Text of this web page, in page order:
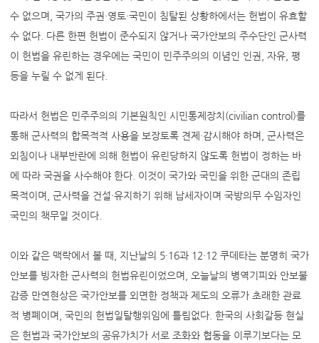
수 없으며, 국가의 주권·영토·국민이 침탈된 상황하에서는 헌법이 유효할
수 없다. 다른 한편 헌법이 준수되지 않거나 국가안보의 주수단인 군사력
이 헌법을 유린하는 경우에는 국민이 민주주의의 이념인 인권, 자유, 평
등을 누릴 수 없게 된다.
따라서 헌법은 민주주의의 기본원칙인 시민통제장치(civilian control)를
통해 군사력의 합목적적 사용을 보장토록 견제·감시해야 하며, 군사력은
외침이나 내부반란에 의해 헌법이 유린당하지 않도록 헌법이 정하는 바
에 따라 국권을 사수해야 한다. 이것이 국가와 국민을 위한 군대의 존립
목적이며, 군사력을 건설·유지하기 위해 납세자이며 국방의무 수임자인
국민의 책무일 것이다.
이와 같은 맥락에서 볼 때, 지난날의 5·16과 12·12 쿠데타는 분명히 국가
안보를 빙자한 군사력의 헌법유린이었으며, 오늘날의 병역기피와 안보불
감증 만연현상은 국가안보를 외면한 정책과 제도의 오류가 초래한 관료
적 병폐이며, 국민의 헌법일탈행위임에 틀림없다. 한국의 사회갈등 현실
은 헌법과 국가안보의 공유가치가 서로 조화와 협동을 이루기보다는 모